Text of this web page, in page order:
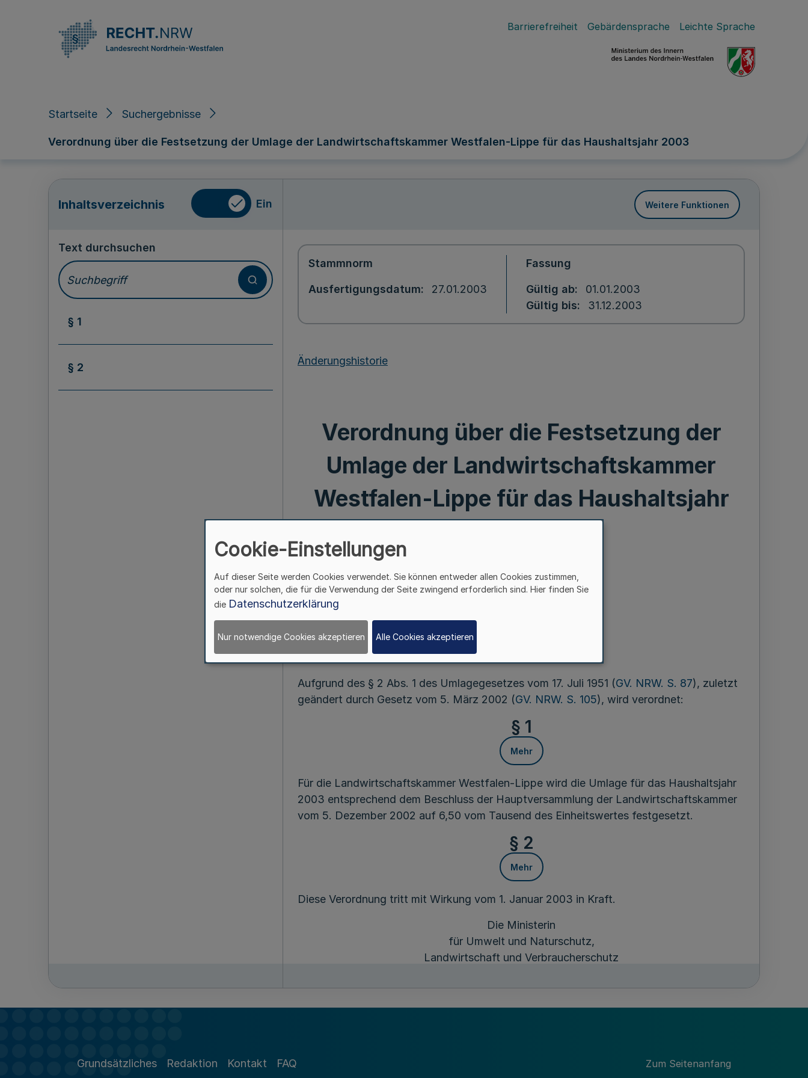
Barrierefreiheit Gebärdensprache Leichte Sprache
Startseite Suchergebnisse
Verordnung über die Festsetzung der Umlage der Landwirtschaftskammer Westfalen-Lippe für das Haushaltsjahr 2003
Inhaltsverzeichnis Ein Weitere Funktionen
Text durchsuchen
§ 1
§ 2
Stammnorm
Ausfertigungsdatum 27.01.2003
Fassung
Gültig ab
01.01.2003
Gültig bis
31.12.2003
Änderungshistorie
Verordnung über die Festsetzung der
Umlage der Landwirtschaftskammer
Westfalen-Lippe für das Haushaltsjahr
Vom 27. Januar 2003
Aufgrund des § 2 Abs. 1 des Umlagegesetzes vom 17. Juli 1951 (GV. NRW. S. 87), zuletzt
geändert durch Gesetz vom 5. März 2002 (GV. NRW. S. 105), wird verordnet:
§ 1
Mehr
Für die Landwirtschaftskammer Westfalen-Lippe wird die Umlage für das Haushaltsjahr
2003 entsprechend dem Beschluss der Hauptversammlung der Landwirtschaftskammer
vom 5. Dezember 2002 auf 6,50 vom Tausend des Einheitswertes festgesetzt.
§ 2
Mehr
Diese Verordnung tritt mit Wirkung vom 1. Januar 2003 in Kraft.
Die Ministerin
für Umwelt und Naturschutz,
Landwirtschaft und Verbraucherschutz
Grundsätzliches Redaktion Kontakt FAQ Zum Seitenanfang
Cookie-Einstellungen
Auf dieser Seite werden Cookies verwendet. Sie können entweder allen Cookies zustimmen,
oder nur solchen, die für die Verwendung der Seite zwingend erforderlich sind. Hier finden Sie
die Datenschutzerklärung
Nur notwendige Cookies akzeptieren Alle Cookies akzeptieren